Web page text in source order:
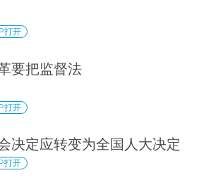
打开
要把监督法
打开
决定应转变为全国人大决定
打开